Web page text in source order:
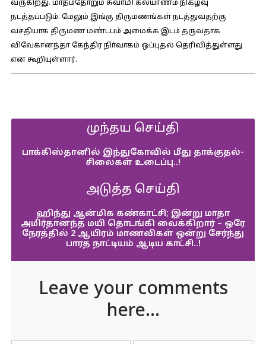
வருகிறது. மாதம்தோறும் சுவாமி கல்யாணம் நிகழ்வு
நடத்தப்படும். மேலும் இங்கு திருமணங்கள் நடத்துவதற்கு
வசதியாக திருமண மண்டபம் அமைக்க இடம் தருவதாக
விவேகானந்தா கேந்திர நிா்வாகம் ஒப்புதல் தெரிவித்துள்ளது
என கூறியுள்ளார்.
முந்தய செய்தி
பாக்கிஸ்தானில் இந்துகோவில் மீது தாக்குதல்-
சிலைகள் உடைப்பு..!
அடுத்த செய்தி
ஹிந்து ஆன்மிக கண்காட்சி; இன்று மாதா
அமிர்தானந்த மயி தொடங்கி வைக்கிறார் – ஒரே
நேரத்தில் 2 ஆயிரம் மாணவிகள் ஒன்று சேர்ந்து
பாரத நாட்டியம் ஆடிய காட்சி..!
Leave your comments
here...